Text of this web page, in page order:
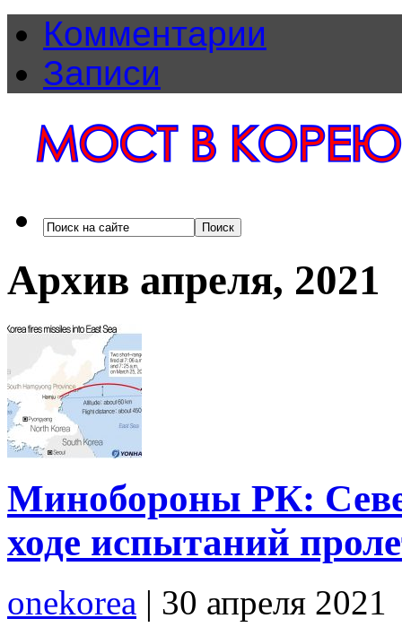
Комментарии
Записи
Архив апреля, 2021
Минобороны РК:
ходе испытаний
onekorea | 30 апреля 2021